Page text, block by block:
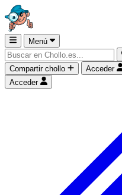
Menú
Compartir chollo
Acceder
Acceder